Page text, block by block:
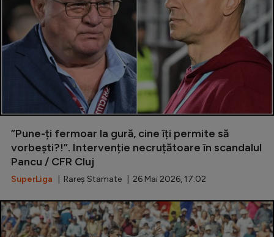
”Pune-ți fermoar la gură, cine îți permite să
vorbești?!”. Intervenție necruțătoare în scandalul
Pancu / CFR Cluj
SuperLiga | Rareș Stamate | 26 Mai 2026, 17:02